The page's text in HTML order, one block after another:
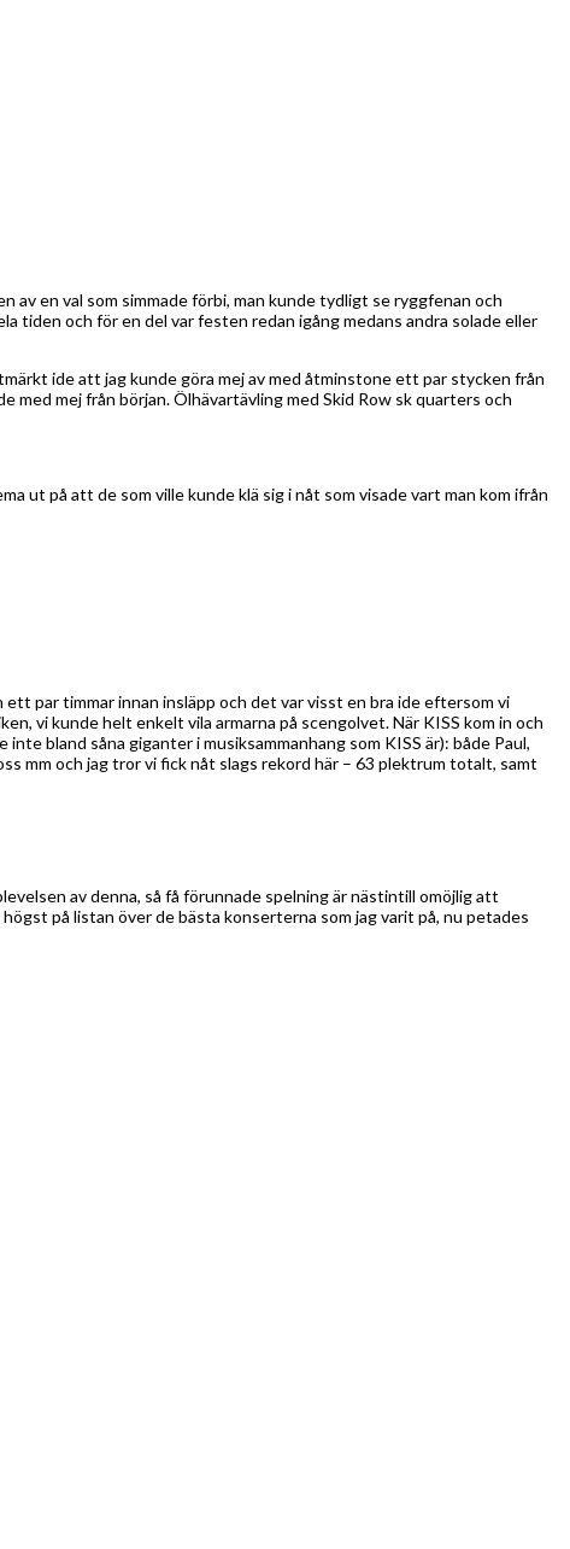
av en val som simmade förbi, man kunde tydligt se ryggfenan och
tiden och för en del var festen redan igång medans andra solade eller
ide att jag kunde göra mej av med åtminstone ett par stycken från
med mej från början. Ölhävartävling med Skid Row sk quarters och
ut på att de som ville kunde klä sig i nåt som visade vart man kom ifrån
par timmar innan insläpp och det var visst en bra ide eftersom vi
vi kunde helt enkelt vila armarna på scengolvet. När KISS kom in och
bland såna giganter i musiksammanhang som KISS är): både Paul,
mm och jag tror vi fick nåt slags rekord här – 63 plektrum totalt, samt
av denna, så få förunnade spelning är nästintill omöjlig att
på listan över de bästa konserterna som jag varit på, nu petades